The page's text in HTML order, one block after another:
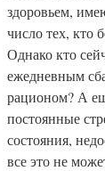
здоровьем,
число тех, кто
Однако кто
ежедневным
рационом? А
постоянные
состояния,
все это не